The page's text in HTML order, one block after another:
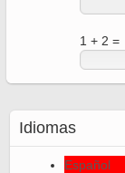
1 + 2 =
Idiomas
Español